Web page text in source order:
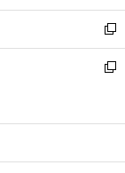
開
く
ウ
で
開
く
ン
ド
ウ
で
ウ
ィ
ン
ド
開
新
し
い
ン
ウ
新
ウ
ン